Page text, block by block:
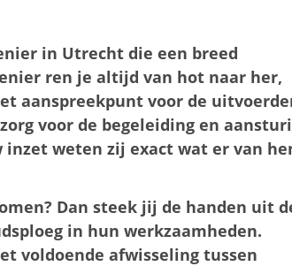
in Utrecht die een breed
ren je altijd van hot naar her,
aanspreekpunt voor de
voor de begeleiding en
weten zij exact wat er van
Dan steek jij de handen uit
in hun werkzaamheden.
voldoende afwisseling tussen